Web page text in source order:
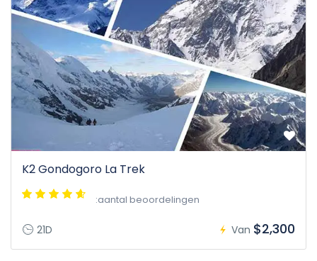
K2 Gondogoro La Trek
:aantal beoordelingen
21D Van $2,300